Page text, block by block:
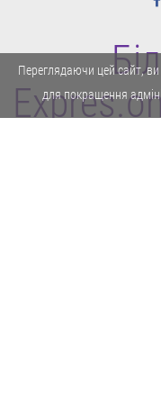
Переглядаючи цей сайт,
для покращення